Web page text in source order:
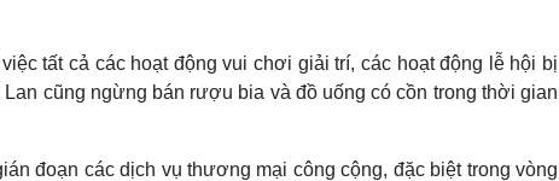
tất cả các hoạt động vui chơi giải trí, các hoạt động lễ hội bị
cũng ngừng bán rượu bia và đồ uống có cồn trong thời gian
đoạn các dịch vụ thương mại công cộng, đặc biệt trong vòng